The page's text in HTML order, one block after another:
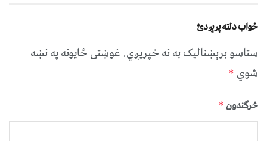
ځواب دلته پرېږدئ
ستاسو برېښناليک به نه خپريږي.غوښتى ځایونه په نښه
شوي *
څرگندون *